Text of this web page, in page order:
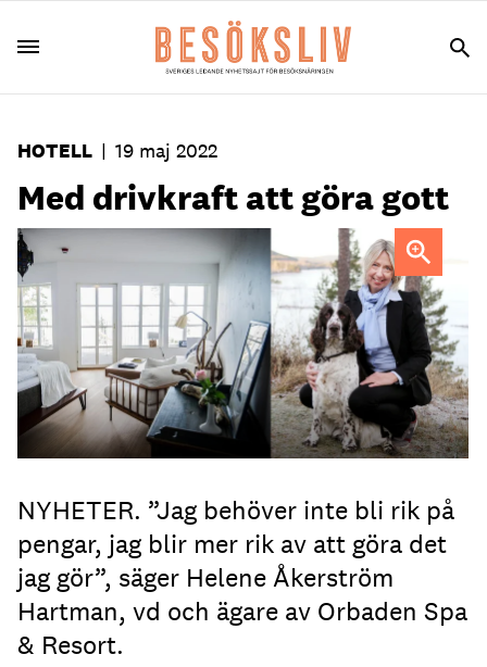
HOTELL | 19 maj 2022
Med drivkraft att göra gott
En av Orbadens sviter är inredda av Peter Stormare. "Han
har det jättefint hemma", intygar Helene Åkerström
Hartman.Foto: Orbaden
NYHETER. ”Jag behöver inte bli rik på
pengar, jag blir mer rik av att göra det
jag gör”, säger Helene Åkerström
Hartman, vd och ägare av Orbaden Spa
& Resort.